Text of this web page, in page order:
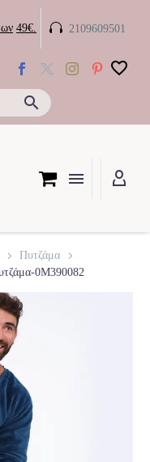
49€. 
 2109609501
Πυτζάμα
0M390082